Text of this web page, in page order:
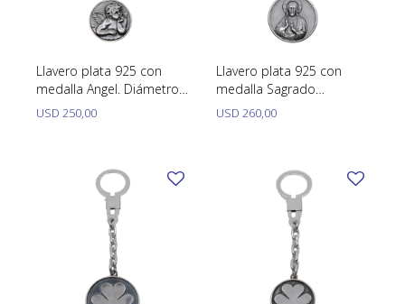
Llavero plata 925 con
medalla Angel. Diámetro
27 mm
USD 250,00
Llavero plata 925 con
medalla Sagrado
corazon. Diámetro 32
USD 260,00
Caravanas perlas
Pendientes y medallas
Pulseras
CARTIER
CHOPARD
OTRAS MARCAS RELOJES